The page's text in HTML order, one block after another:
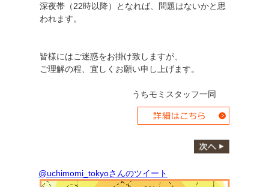
深夜帯（22時以降）となれば、問題はないかと思
われます。
皆様にはご迷惑をお掛け致しますが、
ご理解の程、宜しくお願い申し上げます。
うちモミスタッフ一同
@uchimomi_tokyoさんのツイート